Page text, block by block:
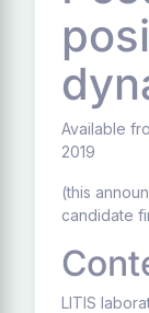
Available
2019
(this
candidate
LITIS